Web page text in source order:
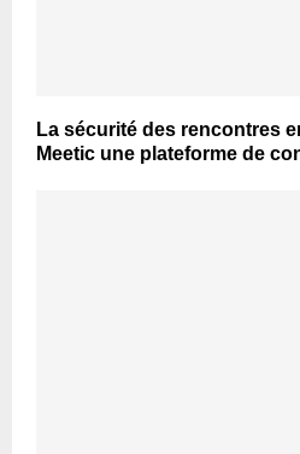
La sécurité des rencontres
Meetic une plateforme de